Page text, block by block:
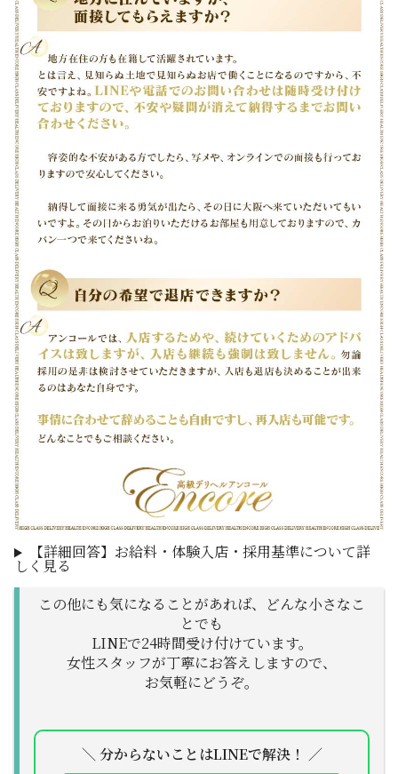
【詳細回答】お給料・体験入店・採用基準について詳
しく見る
この他にも気になることがあれば、どんな小さなこ
とでも
LINEで24時間受け付けています。
女性スタッフが丁寧にお答えしますので、
お気軽にどうぞ。
＼ 分からないことはLINEで解決！ ／